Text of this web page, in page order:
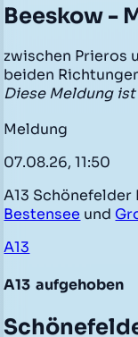
Beeskow -
zwischen Prieros
beiden
Diese Meldung
Meldung
07.08.26, 11:50
A13 Schönefelder
Bestensee und
A13
A13 aufgehoben